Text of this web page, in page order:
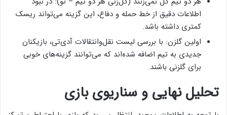
اطلاعات دقیق از خط حمله و دفاع، این گزینه می‌تواند ریسک
کمتری داشته باشد.
اولین گلزن: با بررسی لیست نقل‌وانتقالات آ‌دی‌تی، بازیکنان
جدیدی به تیم اضافه شده‌اند که می‌توانند گزینه‌های خوبی
برای گلزنی باشند.
تحلیل نهایی و سناریوی بازی